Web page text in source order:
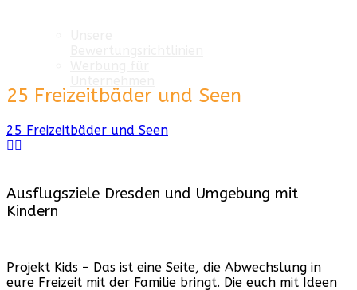
25 Freizeitbäder und Seen
25 Freizeitbäder und Seen
Ausflugsziele Dresden und Umgebung mit
Kindern
Projekt Kids – Das ist eine Seite, die Abwechslung in
eure Freizeit mit der Familie bringt. Die euch mit Ideen